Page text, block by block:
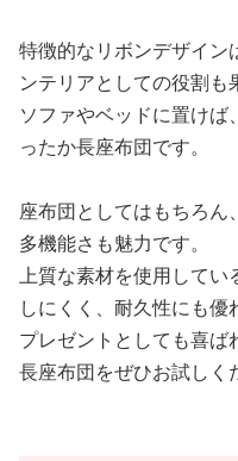
特徴的なリボンデザイン
ンテリアとしての役割も
ソファやベッドに置け
ったか長座布団です。
座布団としてはもちろん
多機能さも魅力です。
上質な素材を使用してい
しにくく、耐久性にも優
プレゼントとしても喜
長座布団をぜひお試しく